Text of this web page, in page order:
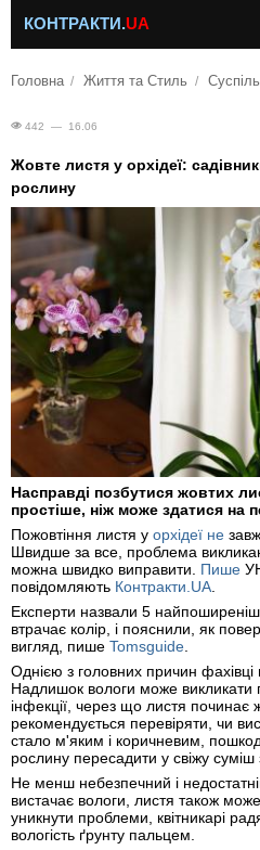
КОНТРАКТИ.UA
Головна Життя та Стиль
442 — 16.06
Жовте листя у орхідеї:
рослину
Насправді позбутися жовтих
простіше, ніж може здатися на
Пожовтіння листя у орхідеї не
Швидше за все, проблема
можна швидко виправити. Пише
повідомляють Контракти.UA
Експерти назвали 5
втрачає колір, і пояснили, як
вигляд, пише Tomsguide
Однією з головних причин
Надлишок вологи може викликати
інфекції, через що листя починає
рекомендується перевіряти, чи
стало м'яким і коричневим,
рослину пересадити у свіжу суміш
Не менш небезпечний і
вистачає вологи, листя також
уникнути проблеми, квітникарі
вологість ґрунту пальцем.